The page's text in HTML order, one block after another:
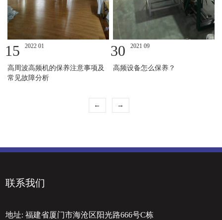
15 2022 01
高周波高频机的保养注意事项及
常见故障分析
30 2021 09
高频设备怎么保养？
← →
联系我们
地址:福建省厦门市海沧区阳光路666号C栋